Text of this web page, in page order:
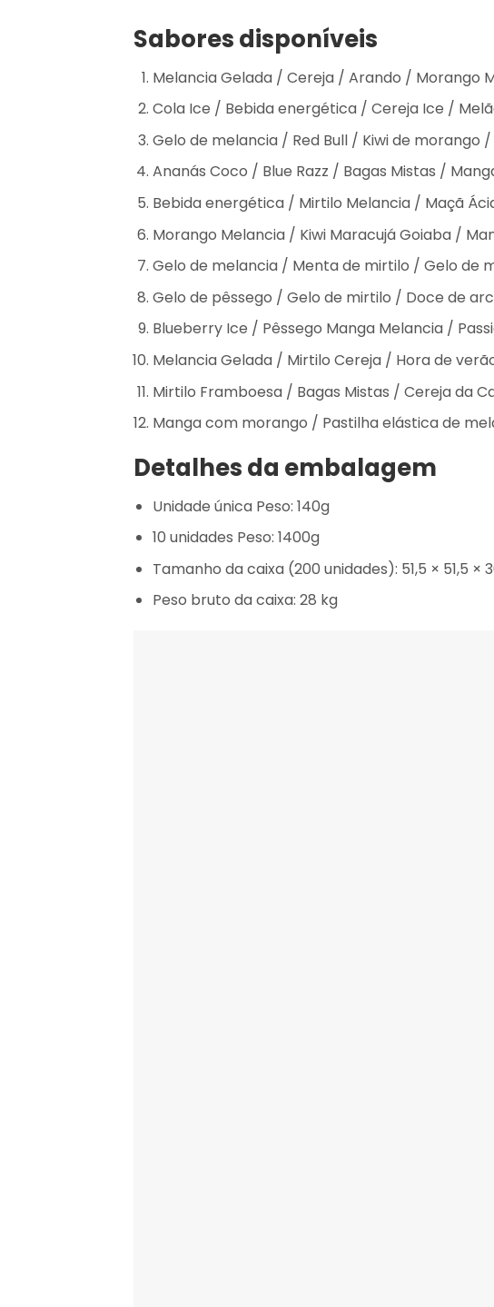
Sabores disponíveis
Melancia Gelada / Cereja / Arando / Morango
Cola Ice / Bebida energética / Cereja Ice /
Gelo de melancia / Red Bull / Kiwi de morango
Ananás Coco / Blue Razz / Bagas Mistas /
Bebida energética / Mirtilo Melancia / Maçã
Morango Melancia / Kiwi Maracujá Goiaba /
Gelo de melancia / Menta de mirtilo / Gelo de
Gelo de pêssego / Gelo de mirtilo / Doce de
Blueberry Ice / Pêssego Manga Melancia /
Melancia Gelada / Mirtilo Cereja / Hora de
Mirtilo Framboesa / Bagas Mistas / Cereja da
Manga com morango / Pastilha elástica de
Detalhes da embalagem
Unidade única Peso: 140g
10 unidades Peso: 1400g
Tamanho da caixa (200 unidades): 51,5 × 51,5 ×
Peso bruto da caixa: 28 kg